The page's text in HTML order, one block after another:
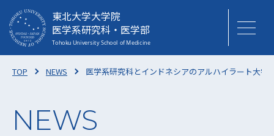
東北大学大学院
医学系研究科・医学部
TOP NEWS 医学系研究科とインドネシアのアルハイラート大学